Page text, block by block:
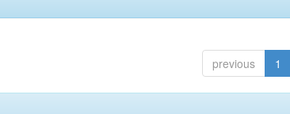
previous 1